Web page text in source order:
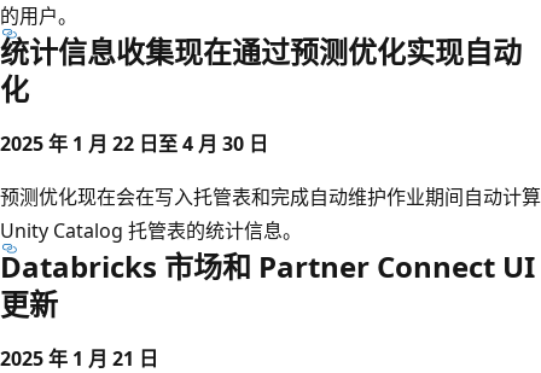
的用户。
统计信息收集现在通过预测优化实现自动
化
2025 年 1 月 22 日至 4 月 30 日
预测优化现在会在写入托管表和完成自动维护作业期间自动计算
Unity Catalog 托管表的统计信息。
Databricks 市场和 Partner Connect UI
更新
2025 年 1 月 21 日